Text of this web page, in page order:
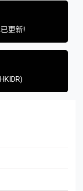
更新!